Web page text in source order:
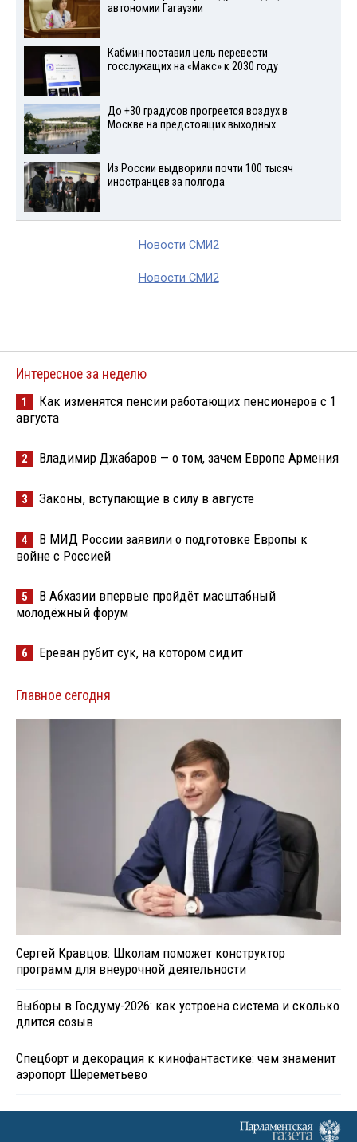
автономии Гагаузии
Кабмин поставил цель перевести
госслужащих на «Макс» к 2030 году
До +30 градусов прогреется воздух в
Москве на предстоящих выходных
Из России выдворили почти 100 тысяч
иностранцев за полгода
Новости СМИ2
Новости СМИ2
Интересное за неделю
1
Как изменятся пенсии работающих пенсионеров с 1
августа
2 Владимир Джабаров — о том, зачем Европе Армения
3 Законы, вступающие в силу в августе
4
В МИД России заявили о подготовке Европы к
войне с Россией
5
В Абхазии впервые пройдёт масштабный
молодёжный форум
6 Ереван рубит сук, на котором сидит
Главное сегодня
Сергей Кравцов: Школам поможет конструктор
программ для внеурочной деятельности
Выборы в Госдуму-2026: как устроена система и сколько
длится созыв
Спецборт и декорация к кинофантастике: чем знаменит
аэропорт Шереметьево